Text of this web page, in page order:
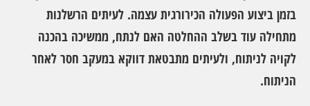
בזמן ביצוע הפעולה הכירורגית עצמה. לעיתים הרשלנות
מתחילה עוד בשלב ההחלטה האם לנתח, ממשיכה בהכנה
לקויה לניתוח, ולעיתים מתבטאת דווקא במעקב חסר לאחר
הניתוח.